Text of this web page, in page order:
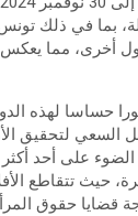
من 24 دولة، بما في
أخرى، مما
حساسا لهذه
السعي لتحقيق
على أحد أكثر
حيث تتقاطع
قضايا حقوق